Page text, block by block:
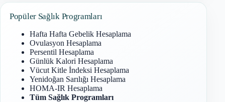
Popüler Sağlık Programları
Hafta Hafta Gebelik Hesaplama
Ovulasyon Hesaplama
Persentil Hesaplama
Günlük Kalori Hesaplama
Vücut Kitle İndeksi Hesaplama
Yenidoğan Sarılığı Hesaplama
HOMA-IR Hesaplama
Tüm Sağlık Programları